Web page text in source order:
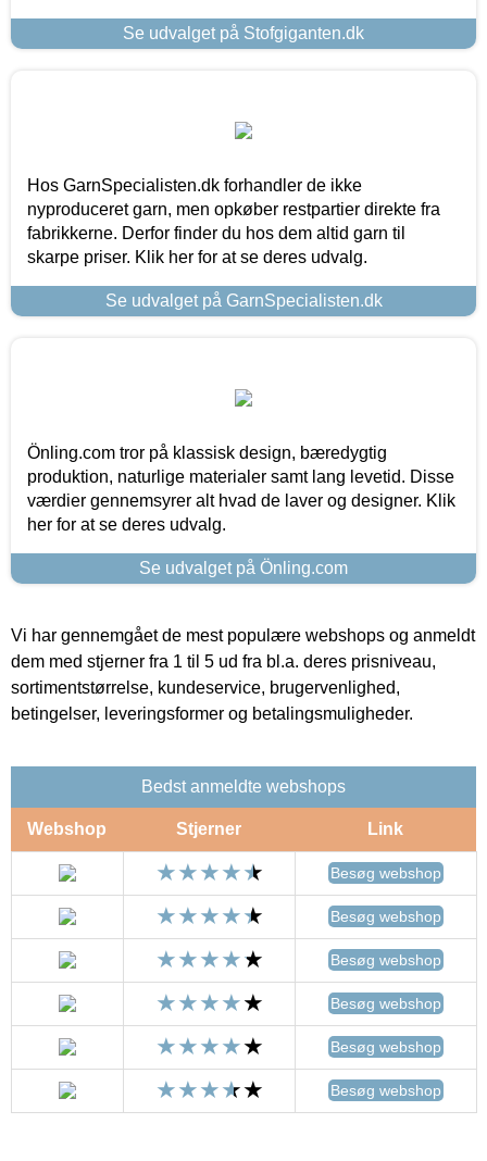
Se udvalget på Stofgiganten.dk
Hos GarnSpecialisten.dk forhandler de ikke
nyproduceret garn, men opkøber restpartier direkte fra
fabrikkerne. Derfor finder du hos dem altid garn til
skarpe priser. Klik her for at se deres udvalg.
Se udvalget på GarnSpecialisten.dk
Önling.com tror på klassisk design, bæredygtig
produktion, naturlige materialer samt lang levetid. Disse
værdier gennemsyrer alt hvad de laver og designer. Klik
her for at se deres udvalg.
Se udvalget på Önling.com
Vi har gennemgået de mest populære webshops og anmeldt
dem med stjerner fra 1 til 5 ud fra bl.a. deres prisniveau,
sortimentstørrelse, kundeservice, brugervenlighed,
betingelser, leveringsformer og betalingsmuligheder.
Bedst anmeldte webshops
Webshop Stjerner Link
Besøg webshop
Besøg webshop
Besøg webshop
Besøg webshop
Besøg webshop
Besøg webshop